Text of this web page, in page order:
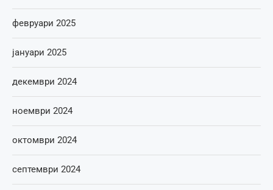
февруари 2025
јануари 2025
декември 2024
ноември 2024
октомври 2024
септември 2024